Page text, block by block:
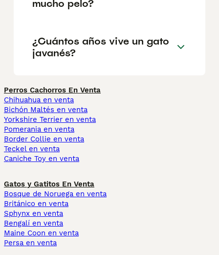
mucho pelo?
¿Cuántos años vive un gato
javanés?
Perros Cachorros En Venta
Chihuahua en venta
Bichón Maltés en venta
Yorkshire Terrier en venta
Pomerania en venta
Border Collie en venta
Teckel en venta
Caniche Toy en venta
Gatos y Gatitos En Venta
Bosque de Noruega en venta
Británico en venta
Sphynx en venta
Bengalí en venta
Maine Coon en venta
Persa en venta